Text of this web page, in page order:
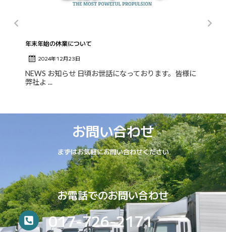
年末年始の休業について
2024年12月23日
NEWS お知らせ 日頃お世話になっております。皆様に
弊社よ ...
お問い合わせ
まずはお気軽にお問い合わせください
お電話でのお問い合わせ
017-726-2171